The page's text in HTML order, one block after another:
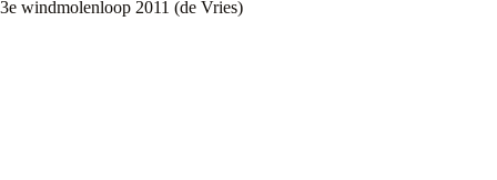
3e windmolenloop 2011 (de Vries)